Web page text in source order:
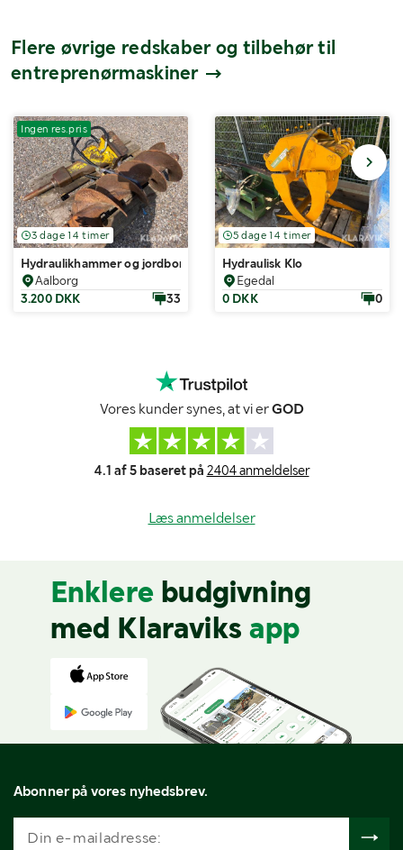
Flere øvrige redskaber og tilbehør til
entreprenørmaskiner
Ingen res.pris
3 dage 14 timer
Hydraulikhammer og jordbor Epiroc SB102
Aalborg
3.200 DKK
33
5 dage 14 timer
Hydraulisk Klo
Egedal
0 DKK
0
Vores kunder synes, at vi erGOD
4.1 af 5 baseret på 2404 anmeldelser
Læs anmeldelser
Enklere budgivning
med Klaraviks app
Abonner på vores nyhedsbrev.